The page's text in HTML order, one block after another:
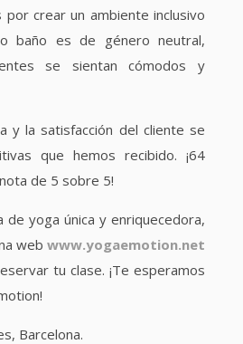
crear un ambiente inclusivo
baño es de género neutral,
se sientan cómodos y
y la satisfacción del cliente se
que hemos recibido. ¡64
de 5 sobre 5!
de yoga única y enriquecedora,
web www.yogaemotion.net
tu clase. ¡Te esperamos
Barcelona.